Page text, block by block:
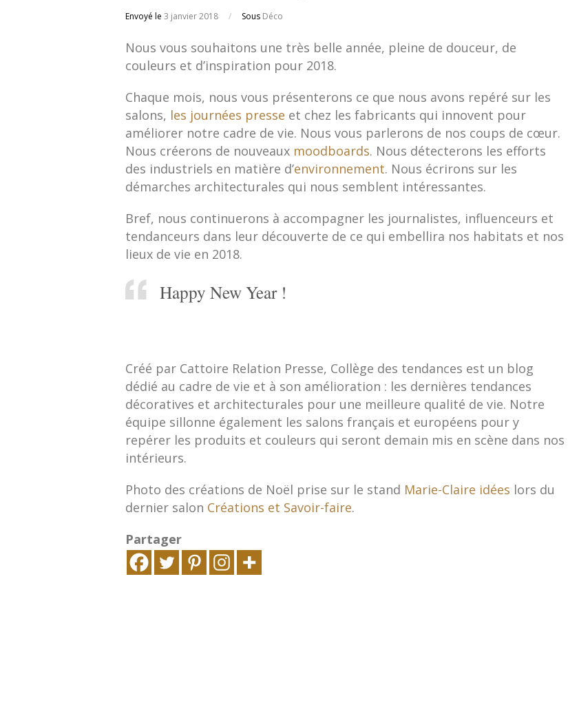
Envoyé le 3 janvier 2018 / Sous Déco
Nous vous souhaitons une très belle année, pleine de douceur, de
couleurs et d’inspiration pour 2018.
Chaque mois, nous vous présenterons ce que nous avons repéré sur les
salons, les journées presse et chez les fabricants qui innovent pour
améliorer notre cadre de vie. Nous vous parlerons de nos coups de cœur.
Nous créerons de nouveaux moodboards. Nous détecterons les efforts
des industriels en matière d’environnement. Nous écrirons sur les
démarches architecturales qui nous semblent intéressantes.
Bref, nous continuerons à accompagner les journalistes, influenceurs et
tendanceurs dans leur découverte de ce qui embellira nos habitats et nos
lieux de vie en 2018.
Happy New Year !
Créé par Cattoire Relation Presse, Collège des tendances est un blog
dédié au cadre de vie et à son amélioration : les dernières tendances
décoratives et architecturales pour une meilleure qualité de vie. Notre
équipe sillonne également les salons français et européens pour y
repérer les produits et couleurs qui seront demain mis en scène dans nos
intérieurs.
Photo des créations de Noël prise sur le stand Marie-Claire idées lors du
dernier salon Créations et Savoir-faire.
Partager